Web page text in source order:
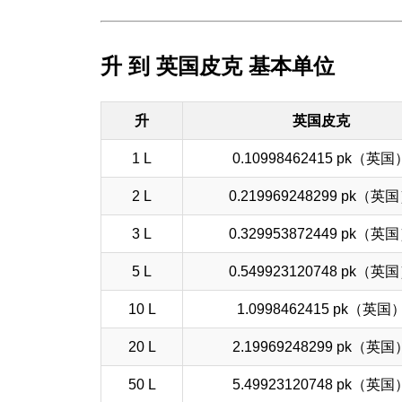
升 到 英国皮克 基本单位
升 英国皮克
1 L 0.10998462415 pk（英国）
2 L 0.219969248299 pk（英国
3 L 0.329953872449 pk（英国
5 L 0.549923120748 pk（英国
10 L 1.0998462415 pk（英国）
20 L 2.19969248299 pk（英国）
50 L 5.49923120748 pk（英国）